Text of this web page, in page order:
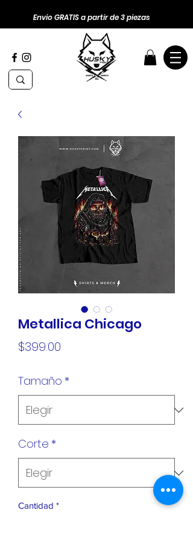
Envio GRATIS a partir de 3 piezas
Metallica Chicago
$399.00
Tamaño *
Corte *
Cantidad *